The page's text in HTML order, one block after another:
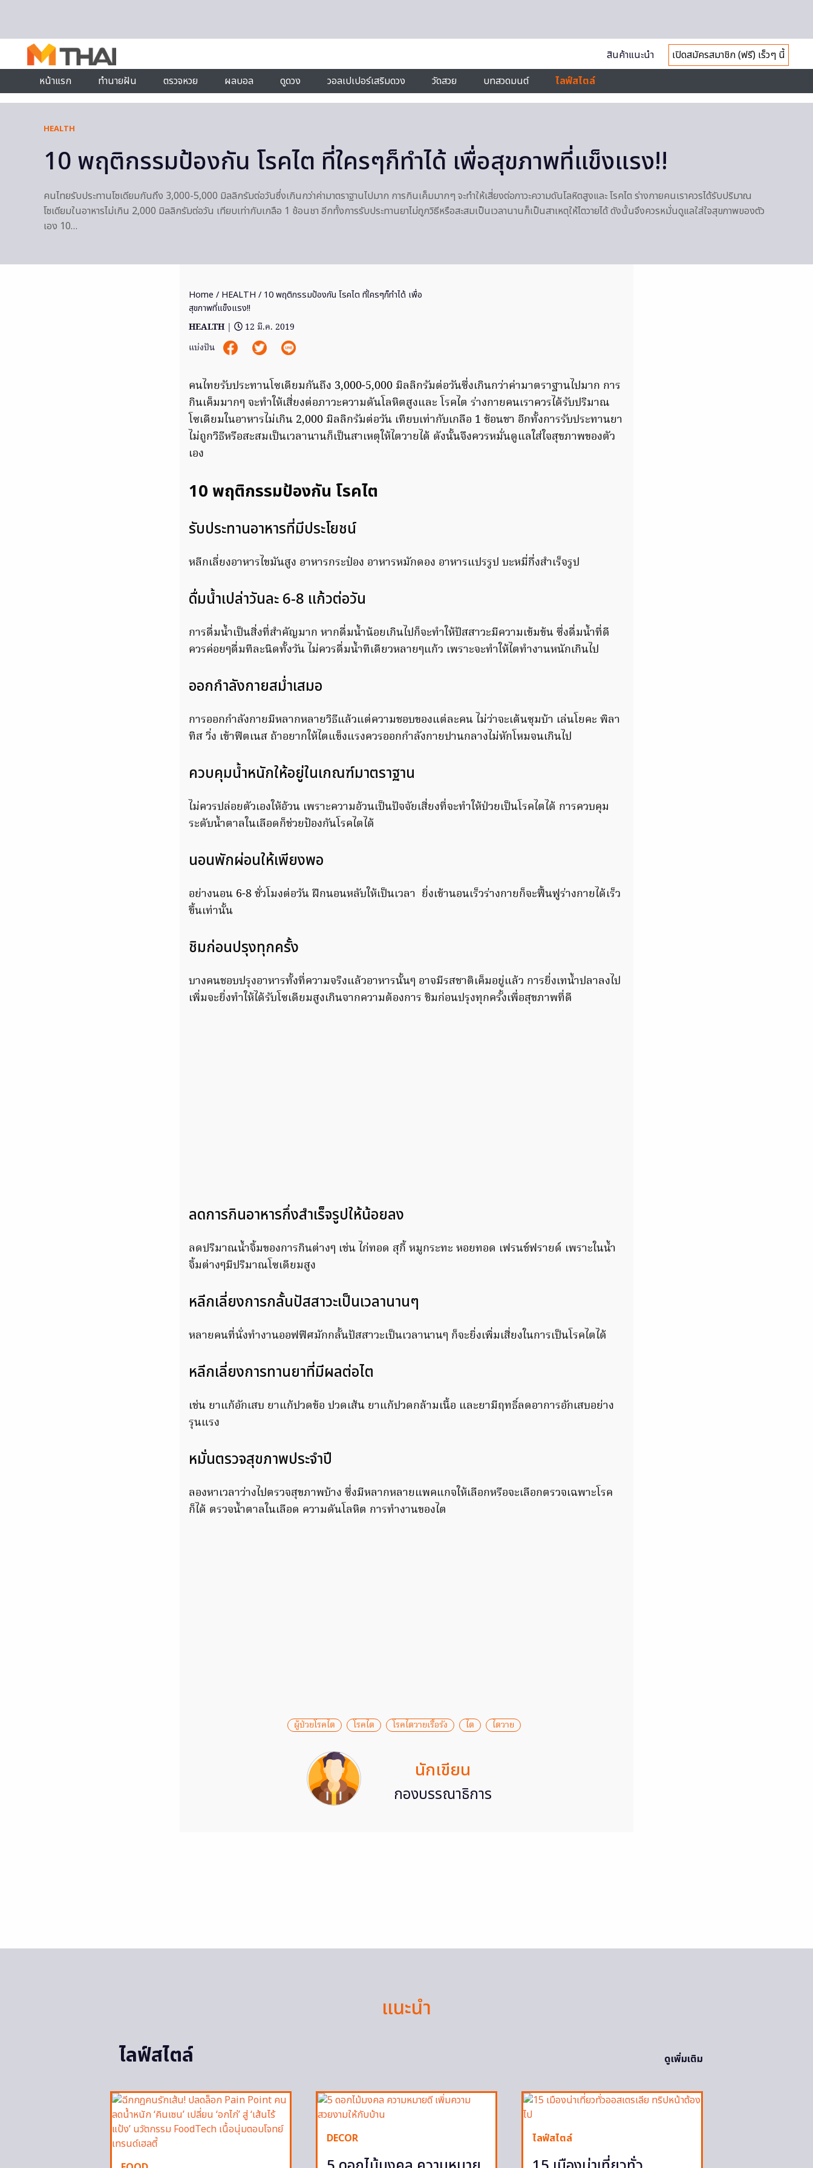
สินค้าแนะนำ
เปิดสมัครสมาชิก (ฟรี) เร็วๆ นี้
หน้าแรก
ทำนายฝัน ตรวจหวย ผลบอล ดูดวง วอลเปเปอร์เสริมดวง วัดสวย บทสวดมนต์ ไลฟ์สไตล์
HEALTH
10 พฤติกรรมป้องกัน โรคไต ที่ใครๆก็ทำได้ เพื่อสุขภาพที่แข็งแรง!!
คนไทยรับประทานโซเดียมกันถึง 3,000-5,000 มิลลิกรัมต่อวันซึ่งเกินกว่าค่ามาตราฐานไปมาก การกินเค็มมากๆ จะทำให้เสี่ยงต่อภาวะความดันโลหิตสูงและ โรคไต ร่างกายคนเราควรได้รับปริมาณ
โซเดียมในอาหารไม่เกิน 2,000 มิลลิกรัมต่อวัน เทียบเท่ากับเกลือ 1 ช้อนชา อีกทั้งการรับประทานยาไม่ถูกวิธีหรือสะสมเป็นเวลานานก็เป็นสาเหตุให้ไตวายได้ ดังนั้นจึงควรหมั่นดูแลใส่ใจสุขภาพของตัว
เอง 10…
Home / HEALTH / 10 พฤติกรรมป้องกัน โรคไต ที่ใครๆก็ทำได้ เพื่อ
สุขภาพที่แข็งแรง!!
HEALTH |
12 มี.ค. 2019
แบ่งปัน
คนไทยรับประทานโซเดียมกันถึง 3,000-5,000 มิลลิกรัมต่อวันซึ่งเกินกว่าค่ามาตราฐานไปมาก การ
กินเค็มมากๆ จะทำให้เสี่ยงต่อภาวะความดันโลหิตสูงและ โรคไต ร่างกายคนเราควรได้รับปริมาณ
โซเดียมในอาหารไม่เกิน 2,000 มิลลิกรัมต่อวัน เทียบเท่ากับเกลือ 1 ช้อนชา อีกทั้งการรับประทานยา
ไม่ถูกวิธีหรือสะสมเป็นเวลานานก็เป็นสาเหตุให้ไตวายได้ ดังนั้นจึงควรหมั่นดูแลใส่ใจสุขภาพของตัว
เอง
10 พฤติกรรมป้องกัน โรคไต
รับประทานอาหารที่มีประโยชน์
หลีกเลี่ยงอาหารไขมันสูง อาหารกระป๋อง อาหารหมักดอง อาหารแปรรูป บะหมี่กึ่งสำเร็จรูป
ดื่มน้ำเปล่าวันละ 6-8 แก้วต่อวัน
การดื่มน้ำเป็นสิ่งที่สำคัญมาก หากดื่มน้ำน้อยเกินไปก็จะทำให้ปัสสาวะมีความเข้มข้น ซึ่งดื่มน้ำที่ดี
ควรค่อยๆดื่มทีละนิดทั้งวัน ไม่ควรดื่มน้ำทีเดียวหลายๆแก้ว เพราะจะทำให้ไตทำงานหนักเกินไป
ออกกำลังกายสม่ำเสมอ
การออกกำลังกายมีหลากหลายวิธีแล้วแต่ความชอบของแต่ละคน ไม่ว่าจะเต้นซุมบ้า เล่นโยคะ พิลา
ทิส วิ่ง เข้าฟิตเนส ถ้าอยากให้ไตแข็งแรงควรออกกำลังกายปานกลางไม่หักโหมจนเกินไป
ควบคุมน้ำหนักให้อยู่ในเกณฑ์มาตราฐาน
ไม่ควรปล่อยตัวเองให้อ้วน เพราะความอ้วนเป็นปัจจัยเสี่ยงที่จะทำให้ป่วยเป็นโรคไตได้ การควบคุม
ระดับน้ำตาลในเลือดก็ช่วยป้องกันโรคไตได้
นอนพักผ่อนให้เพียงพอ
อย่างนอน 6-8 ชั่วโมงต่อวัน ฝึกนอนหลับให้เป็นเวลา ยิ่งเข้านอนเร็วร่างกายก็จะฟื้นฟูร่างกายได้เร็ว
ขึ้นเท่านั้น
ชิมก่อนปรุงทุกครั้ง
บางคนชอบปรุงอาหารทั้งที่ความจริงแล้วอาหารนั้นๆ อาจมีรสชาติเค็มอยู่แล้ว การยิ่งเทน้ำปลาลงไป
เพิ่มจะยิ่งทำให้ได้รับโซเดียมสูงเกินจากความต้องการ ชิมก่อนปรุงทุกครั้งเพื่อสุขภาพที่ดี
ลดการกินอาหารกึ่งสำเร็จรูปให้น้อยลง
ลดปริมาณน้ำจิ้มของการกินต่างๆ เช่น ไก่ทอด สุกี้ หมูกระทะ หอยทอด เฟรนช์ฟรายด์ เพราะในน้ำ
จิ้มต่างๆมีปริมาณโซเดียมสูง
หลีกเลี่ยงการกลั้นปัสสาวะเป็นเวลานานๆ
หลายคนที่นั่งทำงานออฟฟิศมักกลั้นปัสสาวะเป็นเวลานานๆ ก็จะยิ่งเพิ่มเสี่ยงในการเป็นโรคไตได้
หลีกเลี่ยงการทานยาที่มีผลต่อไต
เช่น ยาแก้อักเสบ ยาแก้ปวดข้อ ปวดเส้น ยาแก้ปวดกล้ามเนื้อ และยามีฤทธิ์ลดอาการอักเสบอย่าง
รุนแรง
หมั่นตรวจสุขภาพประจำปี
ลองหาเวลาว่างไปตรวจสุขภาพบ้าง ซึ่งมีหลากหลายแพคแกจให้เลือกหรือจะเลือกตรวจเฉพาะโรค
ก็ได้ ตรวจน้ำตาลในเลือด ความดันโลหิต การทำงานของไต
ผู้ป่วยโรคไต โรคไต โรคไตวายเรื้อรัง ไต ไตวาย
นักเขียน
กองบรรณาธิการ
แนะนำ
ไลฟ์สไตล์
ดูเพิ่มเติม
DECOR ไลฟ์สไตล์